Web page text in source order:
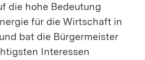
die hohe Bedeutung
für die Wirtschaft in
bat die Bürgermeister
Interessen